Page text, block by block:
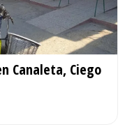
Canaleta, Ciego